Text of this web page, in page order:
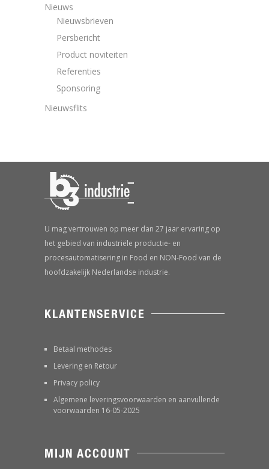
Nieuws
Nieuwsbrieven
Persbericht
Product noviteiten
Referenties
Sponsoring
Nieuwsflits
U mag vertrouwen op meer dan 27 jaar ervaring op
het gebied van industriële productie- en
procesautomatisering in Food en NON-Food van de
hoofdzakelijk Nederlandse industrie.
KLANTENSERVICE
Betaal methodes
Levering en Retour
Privacy policy
Algemene leveringsvoorwaarden en aanvullende
voorwaarden 16-05-2025
MIJN ACCOUNT